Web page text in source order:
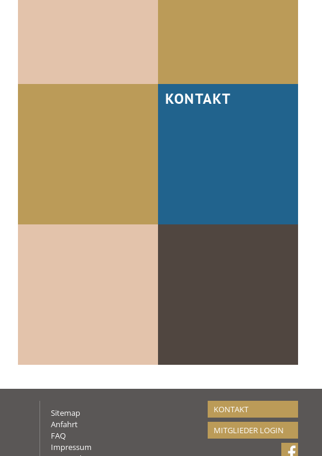
KONTAKT
Sitemap
Anfahrt
FAQ
Impressum
KONTAKT
MITGLIEDER LOGIN